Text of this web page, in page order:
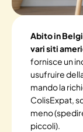
Abito in
vari siti
fornisce un
usufruire
mando la
ColisExpat,
meno
piccoli).